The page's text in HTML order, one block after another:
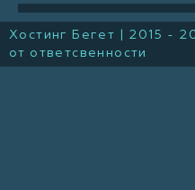
Хостинг Бегет | 2015 -
от ответсвенности